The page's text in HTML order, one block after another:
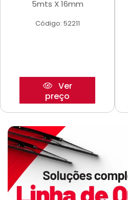
5mts X 16mm
Código: 52211
Ver
preço